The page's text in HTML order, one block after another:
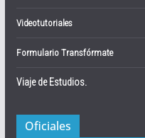
Videotutoriales
Formulario Transfórmate
Viaje de Estudios.
Oficiales